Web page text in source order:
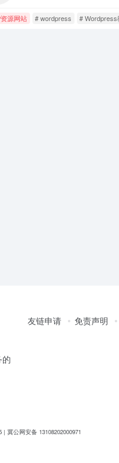
源网站 # wordpress # Wordpress
友链申请 免责声明
| 冀公网安备 13108202000971